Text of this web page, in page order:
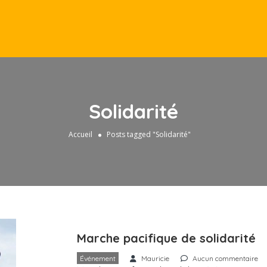
Solidarité
Accueil Posts tagged "Solidarité"
Marche pacifique de solidarité
Événement Mauricie Aucun commentaire